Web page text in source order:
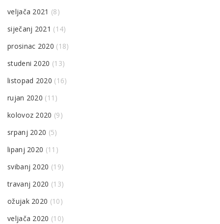
veljača 2021 (8)
siječanj 2021 (14)
prosinac 2020 (18)
studeni 2020 (13)
listopad 2020 (16)
rujan 2020 (11)
kolovoz 2020 (9)
srpanj 2020 (5)
lipanj 2020 (11)
svibanj 2020 (19)
travanj 2020 (13)
ožujak 2020 (10)
veljača 2020 (10)